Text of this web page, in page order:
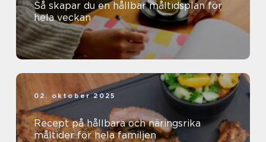
Så skapar du en hållbar måltidsplan för
hela veckan
02. oktober 2025
Recept på hållbara och näringsrika
måltider för hela familjen